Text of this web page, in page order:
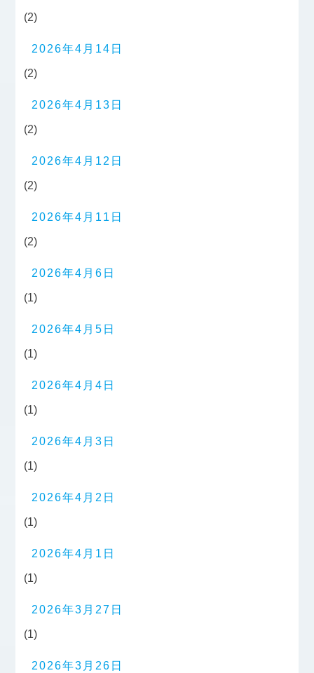
(2)
2026年4月14日
(2)
2026年4月13日
(2)
2026年4月12日
(2)
2026年4月11日
(2)
2026年4月6日
(1)
2026年4月5日
(1)
2026年4月4日
(1)
2026年4月3日
(1)
2026年4月2日
(1)
2026年4月1日
(1)
2026年3月27日
(1)
2026年3月26日